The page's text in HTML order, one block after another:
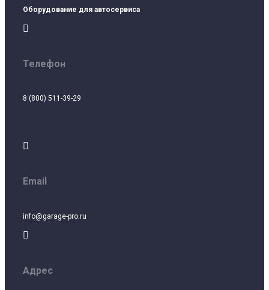
Оборудование для автосервиса

Телефон
8 (800) 511-39-29

Email
info@garage-pro.ru

Адрес